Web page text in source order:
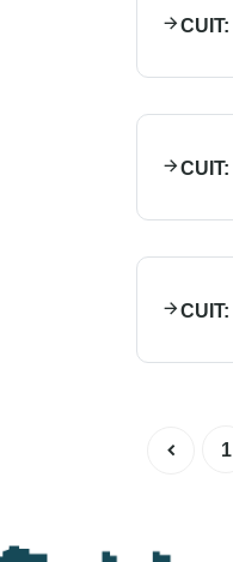
CUIT:
CUIT:
CUIT:
1